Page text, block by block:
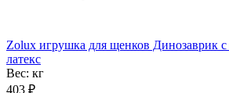
Zolux игрушка для щенков Динозаврик
латекс
Вес: кг
403 ₽